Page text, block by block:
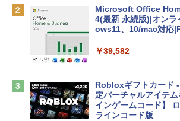
￥162,598
ンケース Dell NEC
￥2,952
Apple 2026 MacBook
Microsoft Office
4(最新 永続版)|オン
ows11、10/mac対応
￥39,582
Robloxギフトカード
定バーチャルアイテ
インゲームコード】
ラインコード版